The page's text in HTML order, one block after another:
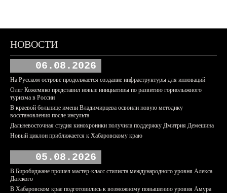
НОВОСТИ
06.08.2026
На Русском острове продолжается создание инфраструктуры для инноваций
Олег Кожемяко представил новые инициативы по развитию горнолыжного
туризма в России
В краевой больнице имени Владимирцева освоили новую методику
восстановления после инсульта
Дальневосточная студия кинохроники получила поддержку Дмитрия Демешина
Новый циклон приближается к Хабаровскому краю
05.08.2026
В Биробиджане прошел мастер-класс стилиста международного уровня Алекса
Датского
В Хабаровском крае подготовились к возможному повышению уровня Амура